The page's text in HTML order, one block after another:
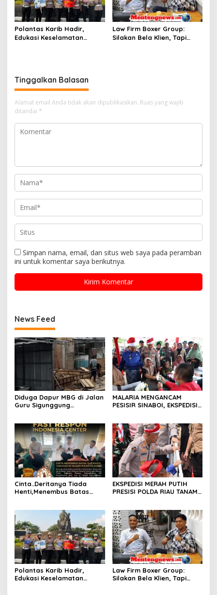
Polantas Karib Hadir,
Edukasi Keselamatan
Law Firm Boxer Group:
Silakan Bela Klien, Tapi
Tinggalkan Balasan
Alamat email Anda tidak akan dipublikasikan. Ruas yang wajib
ditandai *
Simpan nama, email, dan situs web saya pada peramban
ini untuk komentar saya berikutnya.
News Feed
Diduga Dapur MBG di Jalan
Guru Sigunggung
Keluhkan Bau Limbah yang
Menyengat.
MALARIA MENGANCAM
PESISIR SINABOI, EKSPEDISI
PELAYANAN KESEHATAN
GRATIS
Cinta..Deritanya Tiada
Henti,Menembus Batas
EKSPEDISI MERAH PUTIH
PRESISI POLDA RIAU TANAM
BANTUAN UNTUK
MASYARAKAT PESISIR
SINABOI
Polantas Karib Hadir,
Edukasi Keselamatan
Law Firm Boxer Group:
Silakan Bela Klien, Tapi